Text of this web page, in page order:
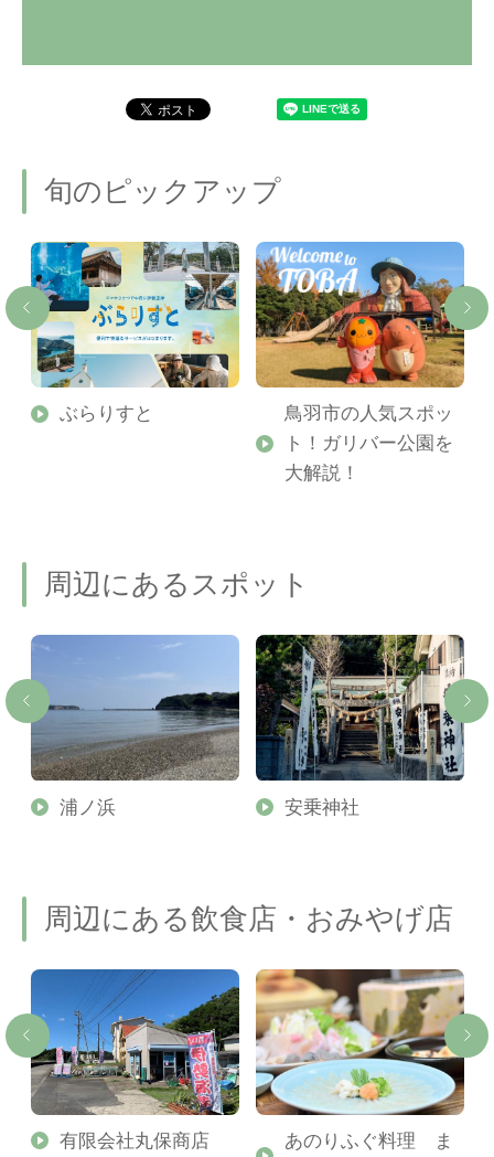
旬のピックアップ
ぶらりすと
鳥羽市の人気スポッ
ト！ガリバー公園を
大解説！
周辺にあるスポット
浦ノ浜 安乗神社
周辺にある飲食店・おみやげ店
有限会社丸保商店
あのりふぐ料理 ま